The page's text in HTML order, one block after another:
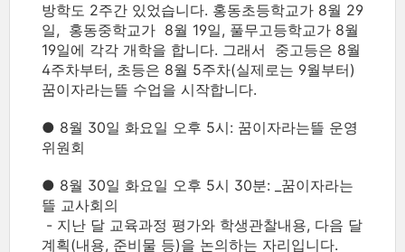
방학도 2주간 있었습니다. 홍동초등학교가 8월 29
일, 홍동중학교가 8월 19일, 풀무고등학교가 8월
19일에 각각 개학을 합니다. 그래서 중고등은 8월
4주차부터, 초등은 8월 5주차(실제로는 9월부터)
꿈이자라는뜰 수업을 시작합니다.
● 8월 30일 화요일 오후 5시: 꿈이자라는뜰 운영
위원회
● 8월 30일 화요일 오후 5시 30분: _꿈이자라는
뜰 교사회의
- 지난 달 교육과정 평가와 학생관찰내용, 다음 달
계획(내용, 준비물 등)을 논의하는 자리입니다.